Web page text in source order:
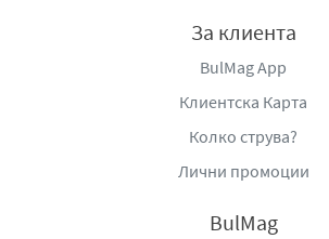
производствени бази с обща площ от
метра и собствена дистрибуторска
значителен обем продукция за експорт.
В резултат на иновативното мислене
БИОСЕТ ООД непрекъснато увеличава
За клиента
BulMag App
Клиентска Карта
Колко струва?
Лични промоции
BulMag